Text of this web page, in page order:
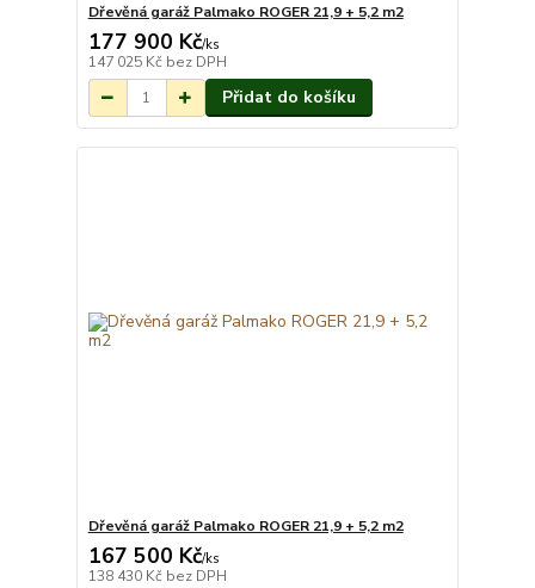
Dřevěná garáž Palmako ROGER 21,9 + 5,2 m2
177 900 Kč/ks
147 025 Kč bez DPH
Přidat do košíku
Dřevěná garáž Palmako ROGER 21,9 + 5,2 m2
167 500 Kč/ks
138 430 Kč bez DPH